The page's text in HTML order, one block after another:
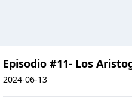
Episodio #11- Los
2024-06-13